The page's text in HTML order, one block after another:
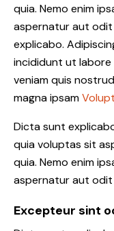
quia. Nemo enim
aspernatur aut
explicabo.
incididunt ut labore
veniam quis
magna ipsam
Dicta sunt
quia voluptas sit
quia. Nemo enim
aspernatur aut
Excepteur sint